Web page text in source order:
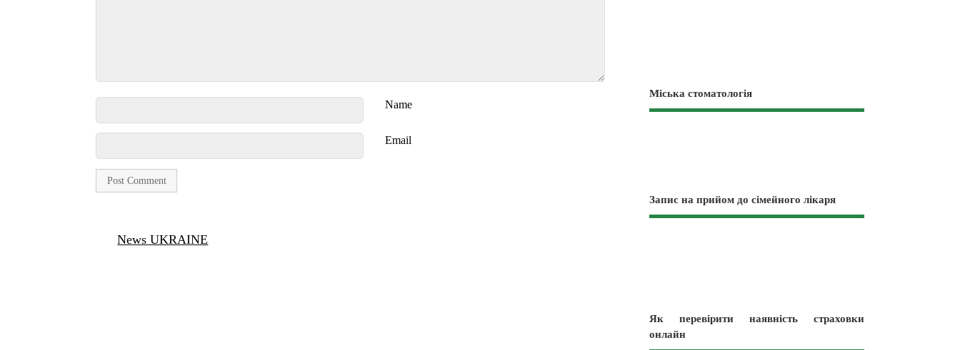
Name
Email
News UKRAINE
Міська стоматологія
Запис на прийом до сімейного лікаря
Як перевірити наявність страховки
онлайн